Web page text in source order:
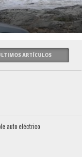
ARTÍCULOS
auto eléctrico